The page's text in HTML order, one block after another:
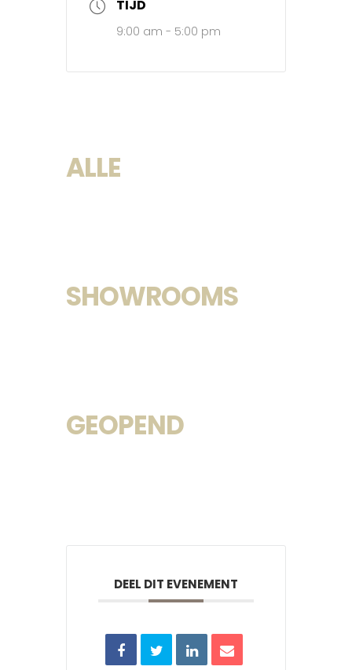
TIJD
9:00 am - 5:00 pm
ALLE
SHOWROOMS
GEOPEND
DEEL DIT EVENEMENT